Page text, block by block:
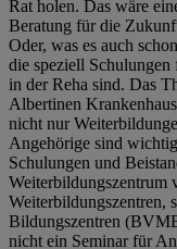
Rat holen. Das wäre
Beratung für die
Oder, was es auch
die speziell Schulungen
in der Reha sind. Das
Albertinen
nicht nur
Angehörige sind
Schulungen und
Weiterbildungszentrum
Weiterbildungszentren,
Bildungszentren
nicht ein Seminar für